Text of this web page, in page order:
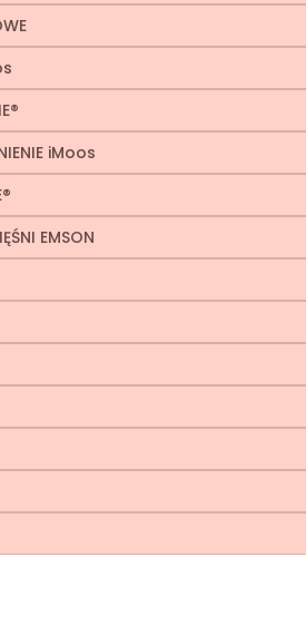
iMoos
EMSON